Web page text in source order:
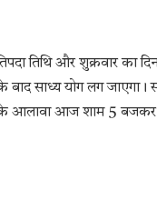
तिथि और शुक्रवार का
साध्य योग लग
आलावा आज शाम 5 बजकर